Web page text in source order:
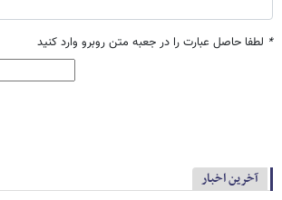
* لطفا حاصل عبارت را در جعبه متن روبرو وارد کنید
آخرین اخبار